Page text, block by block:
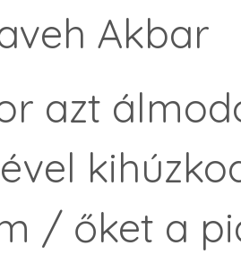
Akbar
azt
/ őket a